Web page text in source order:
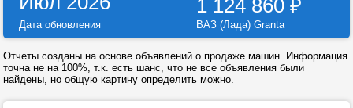
1 124 860 ₽
Дата обновления ВАЗ (Лада) Granta
Отчеты созданы на основе объявлений о продаже машин. Информация
точна не на 100%, т.к. есть шанс, что не все объявления были
найдены, но общую картину определить можно.